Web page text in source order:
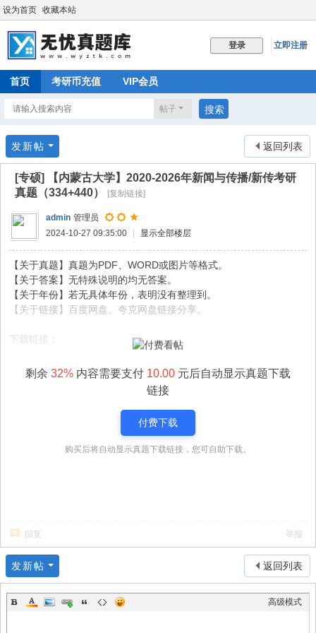
设为首页 收藏本站
登录 立即注册
首页 考研币充值 VIP会员
帖子 搜索
返回列表
发新帖
[专硕]
【内蒙古大学】2020-2026年新闻与传播/新传考研
真题（334+440）
[复制链接]
admin 管理员
2024-10-27 09:35:00
显示全部楼层
【关于真题】真题为PDF、WORD或图片等格式。
【关于答案】无特殊说明的均无答案。
【关于年份】若无具体年份，表明没有整理到。
【关于链接】百度网盘、夸克网盘链接分享。
下载链接：
剩余 32% 内容需要支付 10.00 元后自动显示真题下载
链接
付费下载
购买后将自动显示真题下载链接，您可自助下载。
回复 举报
返回列表
发新帖
高级模式